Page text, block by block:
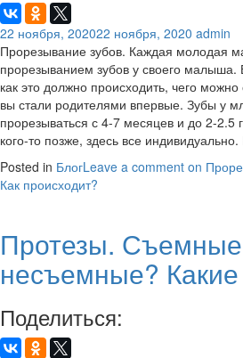
22 ноября, 202022 ноября, 2020 admin
Прорезывание зубов. Каждая молодая
прорезыванием зубов у своего малыша.
как это должно происходить, чего
вы стали родителями впервые. Зубы у
прорезываться с 4-7 месяцев и до 2-2.5
кого-то позже, здесь все
Posted in БлогLeave a comment on
Как происходит?
Протезы.
несъемные?
Поделиться: